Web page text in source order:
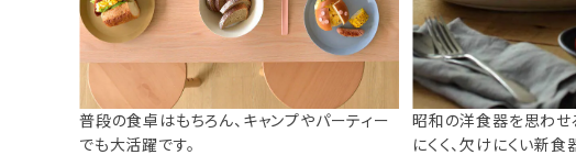
普段の食卓はもちろん、キャンプやパーティー
でも大活躍です。
昭和の洋食器を思わせ
にくく、欠けにくい新食